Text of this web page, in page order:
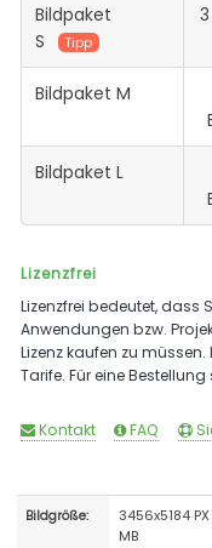
Bildpaket
S
Tipp
Bildpaket M
Bildpaket L
Lizenzfrei
Lizenzfrei bedeutet, dass
Anwendungen bzw.
Lizenz kaufen zu
Tarife. Für eine
Kontakt FAQ
Bildgröße:
3456x5184
MB